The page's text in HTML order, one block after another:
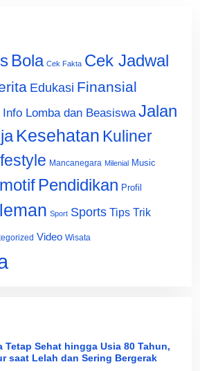
Bola Cek Fakta Cek Jadwal
Edukasi Finansial
Info Lomba dan Beasiswa Jalan
Kesehatan Kuliner
Mancanegara Milenial Music
Pendidikan Profil
Sport Sports Tips Trik
Video Wisata
Tetap Sehat hingga Usia 80 Tahun,
saat Lelah dan Sering Bergerak